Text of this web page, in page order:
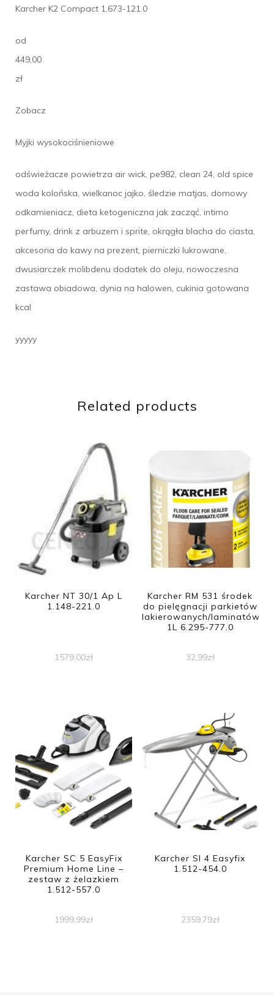
Karcher K2 Compact 1.673-121.0
od
449,00
zł
Zobacz
Myjki wysokociśnieniowe
odświeżacze powietrza air wick, pe982, clean 24, old spice
woda kolońska, wielkanoc jajko, śledzie matjas, domowy
odkamieniacz, dieta ketogeniczna jak zacząć, intimo
perfumy, drink z arbuzem i sprite, okrągła blacha do ciasta,
akcesoria do kawy na prezent, pierniczki lukrowane,
dwusiarczek molibdenu dodatek do oleju, nowoczesna
zastawa obiadowa, dynia na halowen, cukinia gotowana
kcal
yyyyy
Related products
Karcher NT 30/1 Ap L
1.148-221.0
1579,00zł
Karcher RM 531 środek
do pielęgnacji parkietów
lakierowanych/laminatów
1L 6.295-777.0
32,99zł
Karcher SC 5 EasyFix
Premium Home Line –
zestaw z żelazkiem
1.512-557.0
1999,99zł
Karcher SI 4 Easyfix
1.512-454.0
2359,79zł